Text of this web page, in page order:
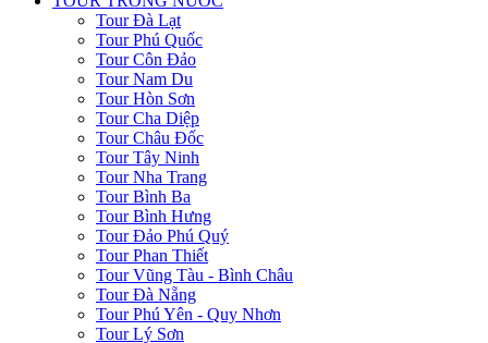
Tour Đà Lạt
Tour Phú Quốc
Tour Côn Đảo
Tour Nam Du
Tour Hòn Sơn
Tour Cha Diệp
Tour Châu Đốc
Tour Tây Ninh
Tour Nha Trang
Tour Bình Ba
Tour Bình Hưng
Tour Đảo Phú Quý
Tour Phan Thiết
Tour Vũng Tàu - Bình Châu
Tour Đà Nẵng
Tour Phú Yên - Quy Nhơn
Tour Lý Sơn